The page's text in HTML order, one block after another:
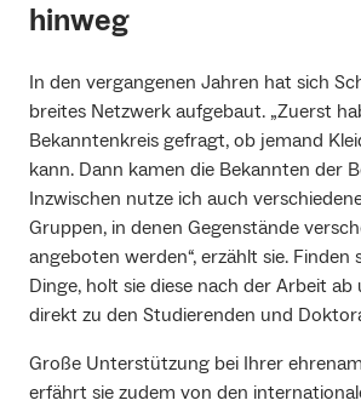
hinweg
In den vergangenen Jahren hat sich
breites Netzwerk aufgebaut. „Zuerst
Bekanntenkreis gefragt, ob jemand
kann. Dann kamen die Bekannten der
Inzwischen nutze ich auch
Gruppen, in denen Gegenstände
angeboten werden“, erzählt sie. Finden
Dinge, holt sie diese nach der Arbeit
direkt zu den Studierenden und
Große Unterstützung bei Ihrer
erfährt sie zudem von den